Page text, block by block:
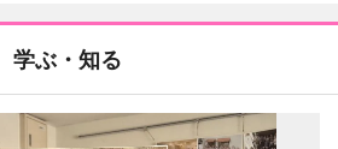
学ぶ・知る